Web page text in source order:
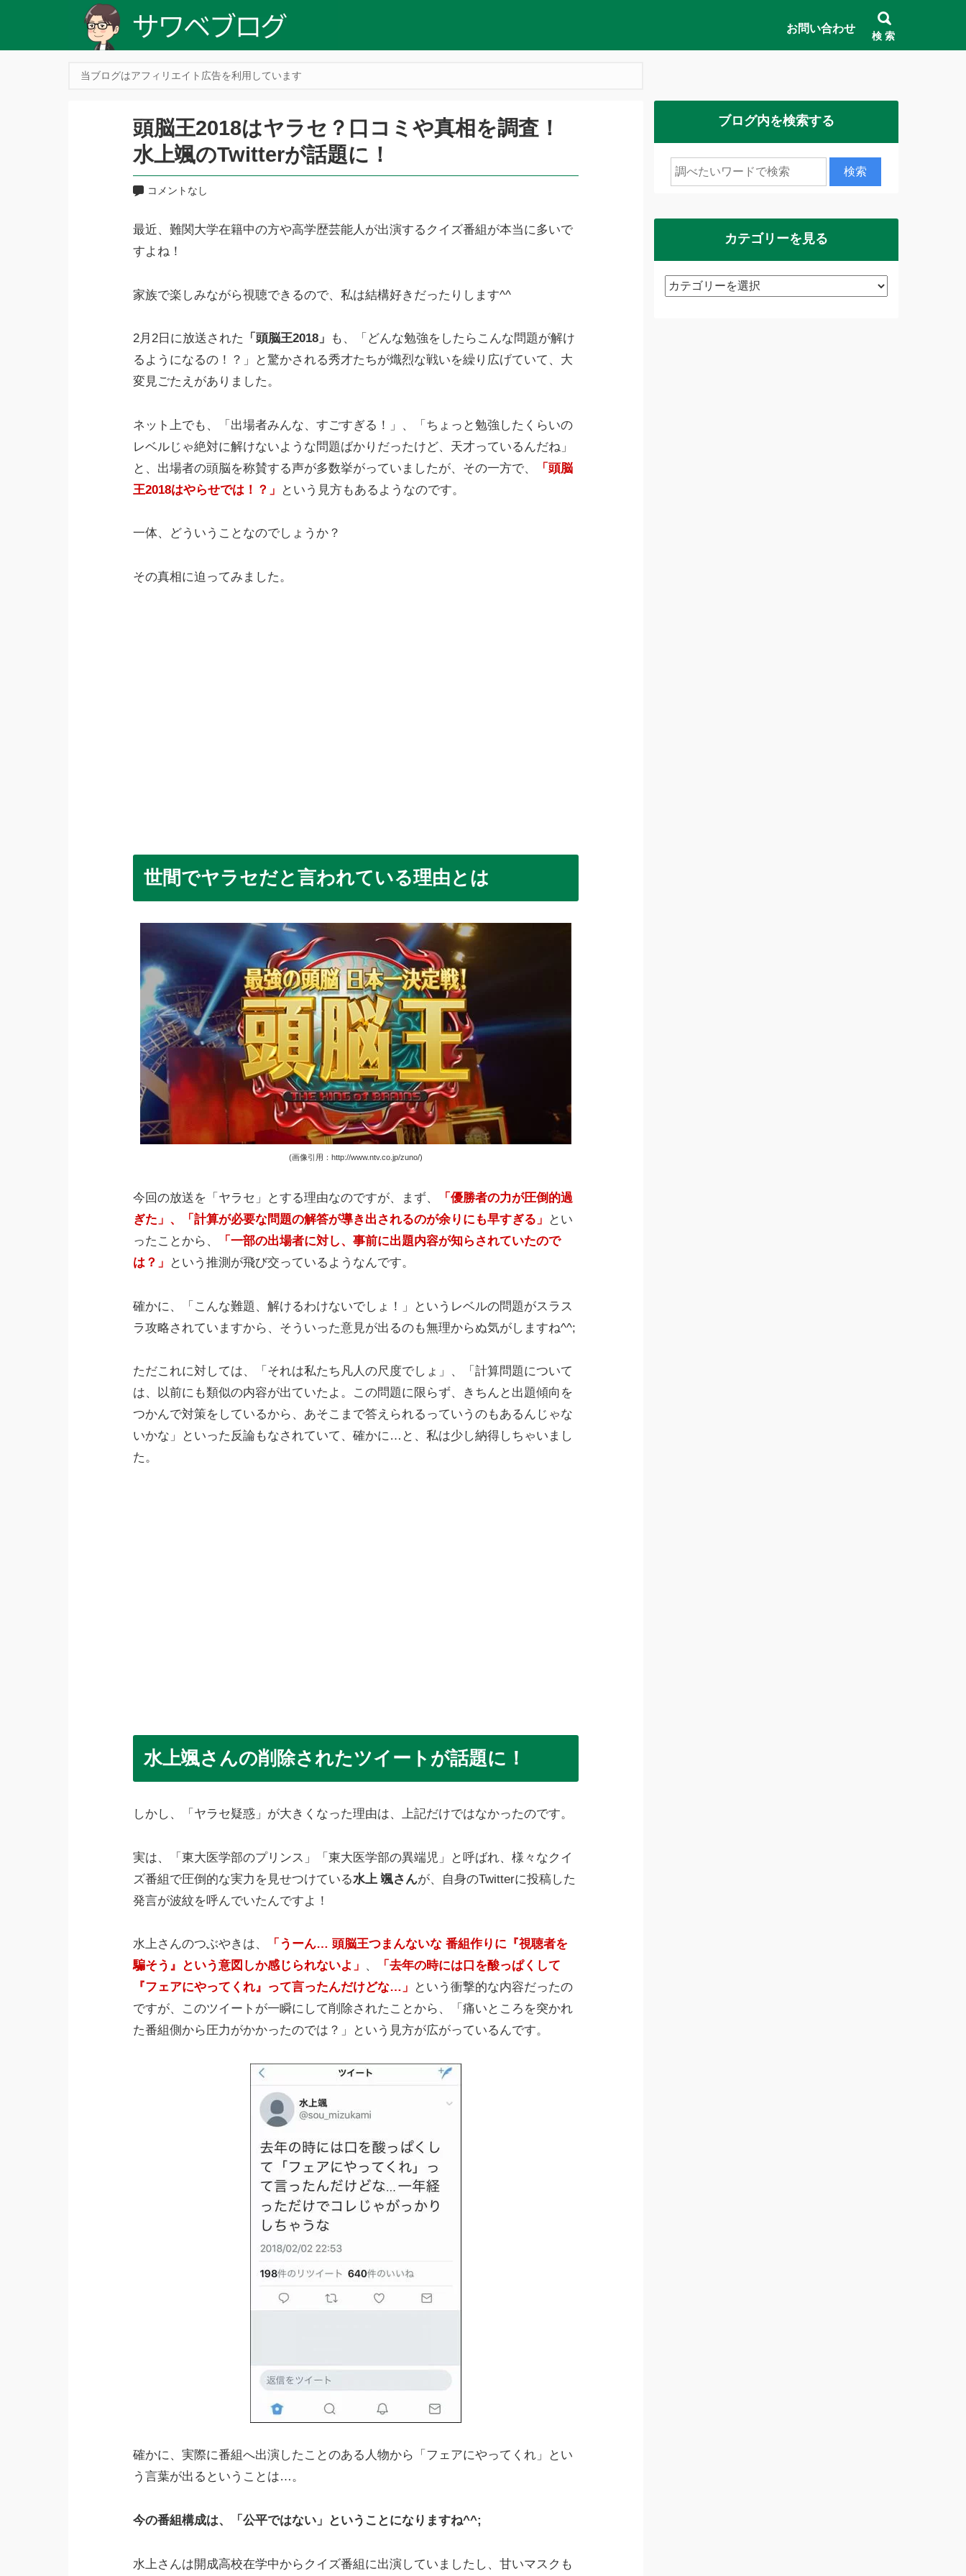
お問い合わせ
検 索
当ブログはアフィリエイト広告を利用しています
頭脳王2018はヤラセ？口コミや真相を調査！
水上颯のTwitterが話題に！
コメントなし
最近、難関大学在籍中の方や高学歴芸能人が出演するクイズ番組が本当に多いで
すよね！
家族で楽しみながら視聴できるので、私は結構好きだったりします^^
2月2日に放送された 「頭脳王2018」
も、「どんな勉強をしたらこんな問題が解け
るようになるの！？」と驚かされる秀才たちが熾烈な戦いを繰り広げていて、大
変見ごたえがありました。
ネット上でも、「出場者みんな、すごすぎる！」、「ちょっと勉強したくらいの
レベルじゃ絶対に解けないような問題ばかりだったけど、天才っているんだね」
と、出場者の頭脳を称賛する声が多数挙がっていましたが、その一方で、
「頭脳
王2018はやらせでは！？」
という見方もあるようなのです。
一体、どういうことなのでしょうか？
その真相に迫ってみました。
世間でヤラセだと言われている理由とは
(画像引用：http://www.ntv.co.jp/zuno/)
今回の放送を「ヤラセ」とする理由なのですが、まず、
「優勝者の力が圧倒的過
ぎた」、「計算が必要な問題の解答が導き出されるのが余りにも早すぎる」
とい
ったことから、
「一部の出場者に対し、事前に出題内容が知らされていたので
は？」
という推測が飛び交っているようなんです。
確かに、「こんな難題、解けるわけないでしょ！」というレベルの問題がスラス
ラ攻略されていますから、そういった意見が出るのも無理からぬ気がしますね^^;
ただこれに対しては、「それは私たち凡人の尺度でしょ」、「計算問題について
は、以前にも類似の内容が出ていたよ。この問題に限らず、きちんと出題傾向を
つかんで対策をしているから、あそこまで答えられるっていうのもあるんじゃな
いかな」といった反論もなされていて、確かに…と、私は少し納得しちゃいまし
た。
水上颯さんの削除されたツイートが話題に！
しかし、「ヤラセ疑惑」が大きくなった理由は、上記だけではなかったのです。
実は、「東大医学部のプリンス」「東大医学部の異端児」と呼ばれ、様々なクイ
ズ番組で圧倒的な実力を見せつけている水上 颯さんが、自身のTwitterに投稿した
発言が波紋を呼んでいたんですよ！
水上さんのつぶやきは、
「うーん… 頭脳王つまんないな 番組作りに『視聴者を
騙そう』という意図しか感じられないよ」 、
「去年の時には口を酸っぱくして
『フェアにやってくれ』って言ったんだけどな…」
という衝撃的な内容だったの
ですが、このツイートが一瞬にして削除されたことから、「痛いところを突かれ
た番組側から圧力がかかったのでは？」という見方が広がっているんです。
確かに、実際に番組へ出演したことのある人物から「フェアにやってくれ」とい
う言葉が出るということは…。
今の番組構成は、「公平ではない」ということになりますね^^;
水上さんは開成高校在学中からクイズ番組に出演していましたし、甘いマスクも
ブログ内を検索する
カテゴリーを見る
カ